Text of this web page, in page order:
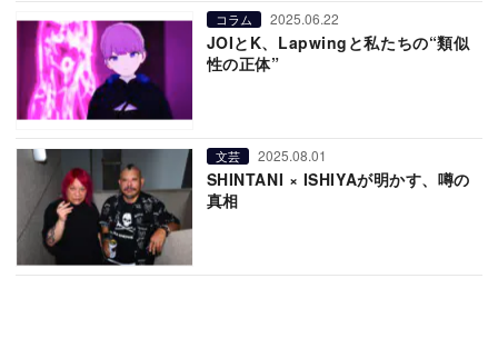
コラム 2025.06.22
JOIとK、Lapwingと私たちの“類似
性の正体”
文芸 2025.08.01
SHINTANI × ISHIYAが明かす、噂の
真相